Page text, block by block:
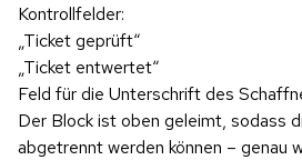
Kontrollfelder:
„Ticket geprüft“
„Ticket entwertet“
Feld für die Unterschrift des
Der Block ist oben geleimt, sodass
abgetrennt werden können – genau